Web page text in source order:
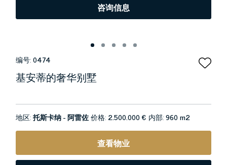
咨询信息
编号:0474
基安蒂的奢华别墅
地区:托斯卡纳 - 阿雷佐价格: 2.500.000 € 内部:960 m2
查看物业